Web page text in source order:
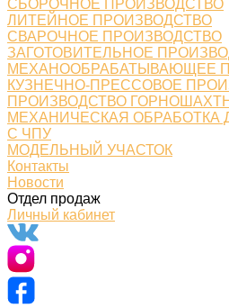
СБОРОЧНОЕ ПРОИЗВОДСТВО
ЛИТЕЙНОЕ ПРОИЗВОДСТВО
СВАРОЧНОЕ ПРОИЗВОДСТВО
ЗАГОТОВИТЕЛЬНОЕ
МЕХАНООБРАБАТЫВАЮЩЕЕ
КУЗНЕЧНО-ПРЕССОВОЕ
ПРОИЗВОДСТВО
МЕХАНИЧЕСКАЯ ОБРАБОТКА
С ЧПУ
МОДЕЛЬНЫЙ УЧАСТОК
Контакты
Новости
Отдел продаж
Личный кабинет